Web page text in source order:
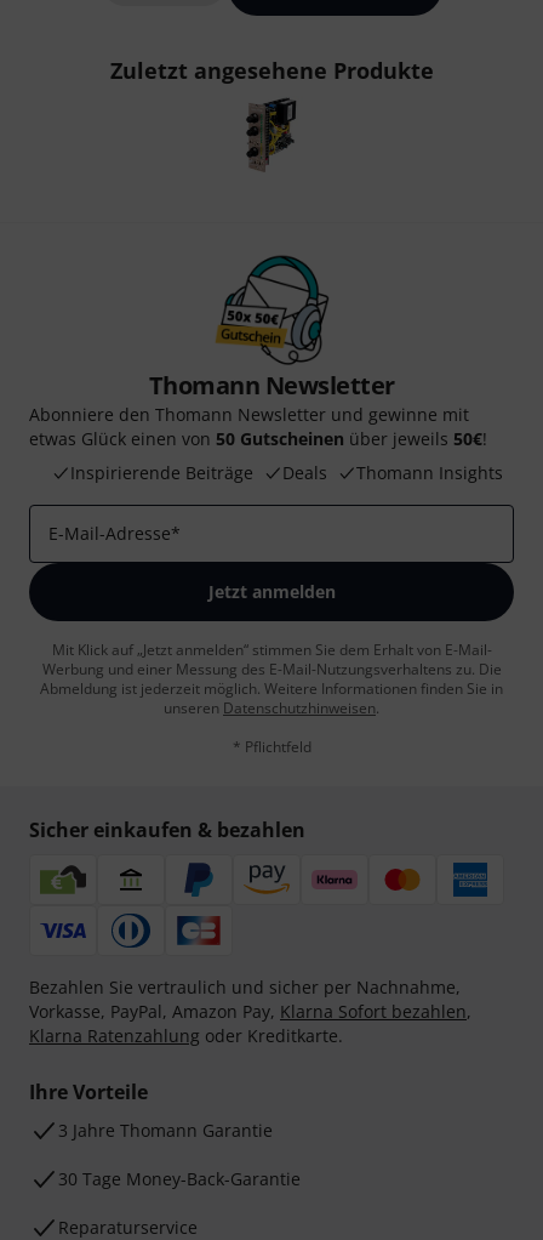
Zuletzt angesehene Produkte
Thomann Newsletter
Abonniere den Thomann Newsletter und gewinne mit
etwas Glück einen von 50 Gutscheinen über jeweils 50€!
Inspirierende Beiträge
Deals Thomann Insights
E-Mail-Adresse*
Jetzt anmelden
Mit Klick auf „Jetzt anmelden“ stimmen Sie dem Erhalt von E-Mail-
Werbung und einer Messung des E-Mail-Nutzungsverhaltens zu. Die
Abmeldung ist jederzeit möglich. Weitere Informationen finden Sie in
unseren Datenschutzhinweisen.
* Pflichtfeld
Sicher einkaufen & bezahlen
Bezahlen Sie vertraulich und sicher per Nachnahme,
Vorkasse, PayPal, Amazon Pay, Klarna Sofort bezahlen,
Klarna Ratenzahlung oder Kreditkarte.
Ihre Vorteile
3 Jahre Thomann Garantie
30 Tage Money-Back-Garantie
Reparaturservice